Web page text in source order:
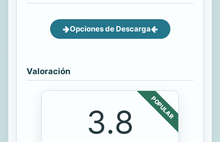
Opciones de Descarga
Valoración
POPULAR
3.8